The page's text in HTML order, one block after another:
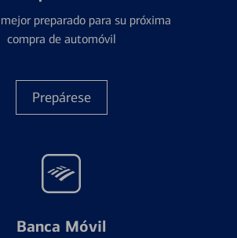
preparado para su próxima
compra de automóvil
Prepárese
Banca Móvil